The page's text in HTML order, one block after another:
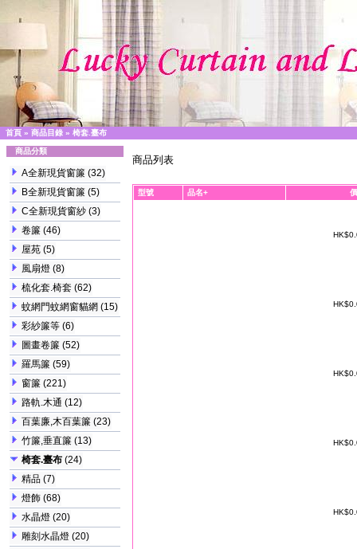
首頁 » 商品目錄 » 椅套.臺布
商品分類
A全新現貨窗簾 (32)
B全新現貨窗簾 (5)
C全新現貨窗紗 (3)
卷簾 (46)
屋苑 (5)
風扇燈 (8)
梳化套.椅套 (62)
蚊網門蚊網窗貓網 (15)
彩紗簾等 (6)
圖畫卷簾 (52)
羅馬簾 (59)
窗簾 (221)
路軌.木通 (12)
百葉廉,木百葉簾 (23)
竹簾,垂直簾 (13)
椅套.臺布 (24)
精品 (7)
燈飾 (68)
水晶燈 (20)
雕刻水晶燈 (20)
商品列表
型號 品名+